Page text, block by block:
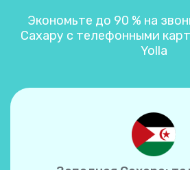
Экономьте до 90 % на
Сахару с телефонными
Yolla